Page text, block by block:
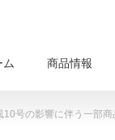
ム 商品情報
10号の影響に伴う一部商